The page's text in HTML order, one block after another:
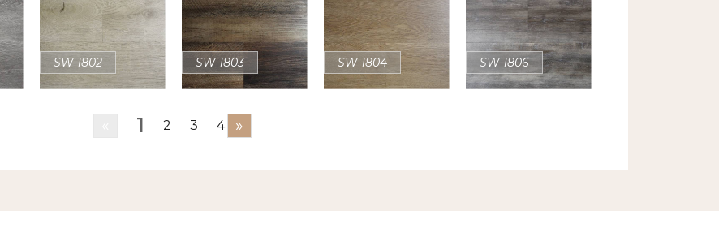
SW-1802 SW-1803 SW-1804 SW-1806
1 2 3 4 »